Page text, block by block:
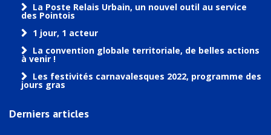
La Poste Relais Urbain, un nouvel outil au service
des Pointois
1 jour, 1 acteur
La convention globale territoriale, de belles actions
à venir !
Les festivités carnavalesques 2022, programme des
jours gras
Derniers articles